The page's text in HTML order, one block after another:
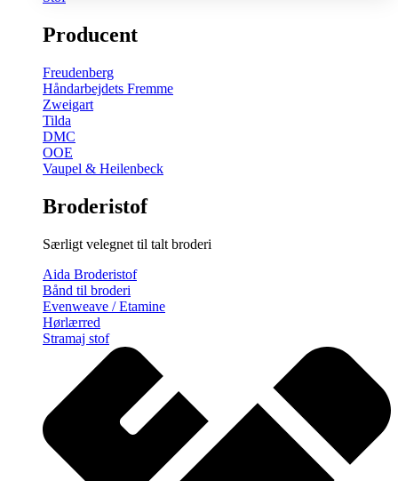
Producent
Freudenberg
Håndarbejdets Fremme
Zweigart
Tilda
DMC
OOE
Vaupel & Heilenbeck
Broderistof
Særligt velegnet til talt broderi
Aida Broderistof
Bånd til broderi
Evenweave / Etamine
Hørlærred
Stramaj stof